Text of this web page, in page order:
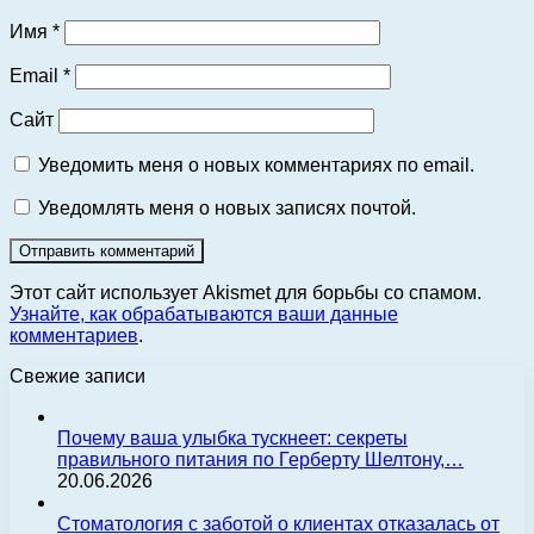
Имя *
Email *
Сайт
Уведомить меня о новых комментариях по email.
Уведомлять меня о новых записях почтой.
Этот сайт использует Akismet для борьбы со спамом.
Узнайте, как обрабатываются ваши данные
комментариев.
Свежие записи
Почему ваша улыбка тускнеет: секреты
правильного питания по Герберту Шелтону,…
20.06.2026
Стоматология с заботой о клиентах отказалась от